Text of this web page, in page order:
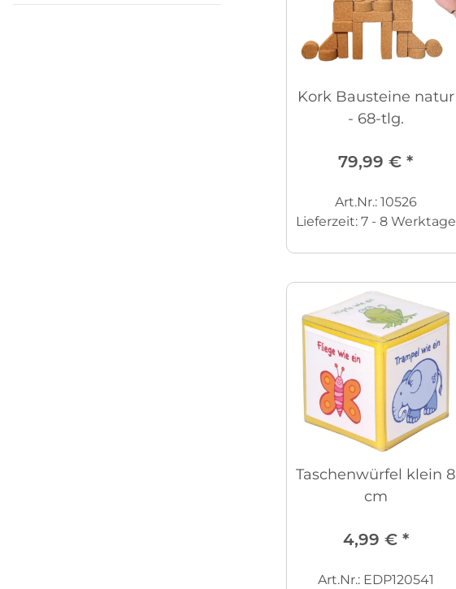
Kork Bausteine natur
- 68-tlg.
79,99 € *
Art.Nr.: 10526
Lieferzeit: 7 - 8 Werktage
Taschenwürfel klein 8
cm
4,99 € *
Art.Nr.: EDP120541